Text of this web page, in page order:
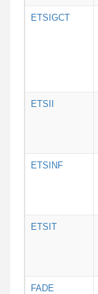
ETSIGCT
ETSII
ETSINF
ETSIT
FADE